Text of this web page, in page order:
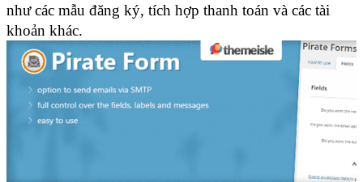
như các mẫu đăng ký, tích hợp thanh toán và các tài
khoản khác.